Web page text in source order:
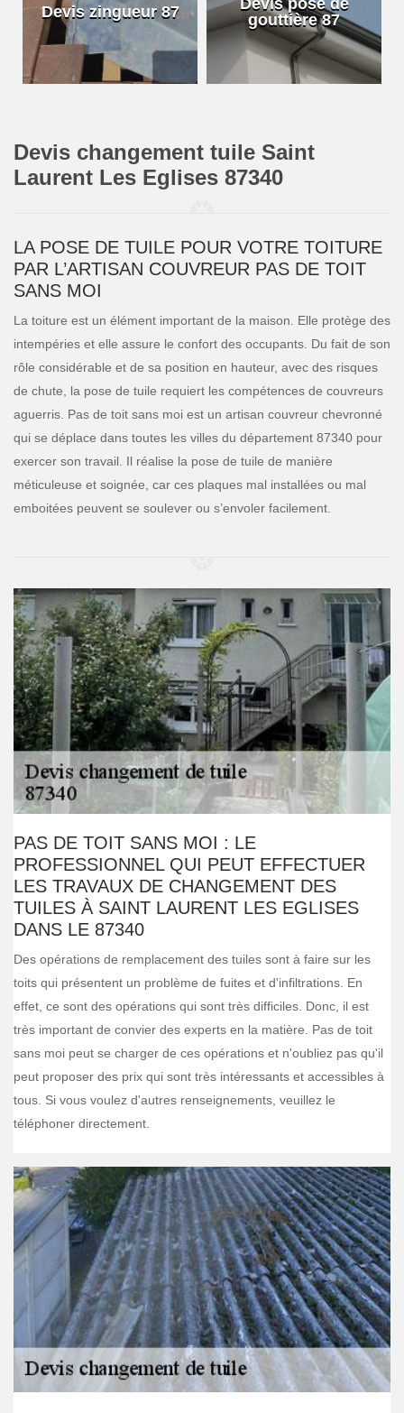
Devis zingueur 87
Devis pose de
gouttière 87
Devis changement tuile Saint
Laurent Les Eglises 87340
LA POSE DE TUILE POUR VOTRE TOITURE
PAR L’ARTISAN COUVREUR PAS DE TOIT
SANS MOI
La toiture est un élément important de la maison. Elle protège des
intempéries et elle assure le confort des occupants. Du fait de son
rôle considérable et de sa position en hauteur, avec des risques
de chute, la pose de tuile requiert les compétences de couvreurs
aguerris. Pas de toit sans moi est un artisan couvreur chevronné
qui se déplace dans toutes les villes du département 87340 pour
exercer son travail. Il réalise la pose de tuile de manière
méticuleuse et soignée, car ces plaques mal installées ou mal
emboitées peuvent se soulever ou s’envoler facilement.
PAS DE TOIT SANS MOI : LE
PROFESSIONNEL QUI PEUT EFFECTUER
LES TRAVAUX DE CHANGEMENT DES
TUILES À SAINT LAURENT LES EGLISES
DANS LE 87340
Des opérations de remplacement des tuiles sont à faire sur les
toits qui présentent un problème de fuites et d'infiltrations. En
effet, ce sont des opérations qui sont très difficiles. Donc, il est
très important de convier des experts en la matière. Pas de toit
sans moi peut se charger de ces opérations et n'oubliez pas qu'il
peut proposer des prix qui sont très intéressants et accessibles à
tous. Si vous voulez d'autres renseignements, veuillez le
téléphoner directement.